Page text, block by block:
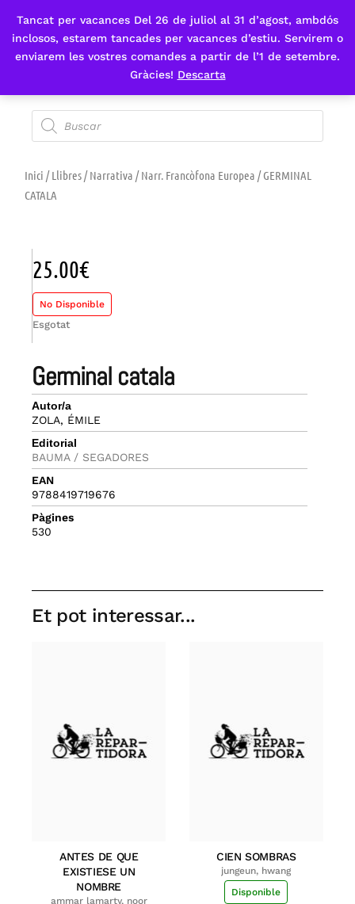
Tancat per vacances Del 26 de juliol al 31 d’agost, ambdós
inclosos, estarem tancades per vacances d’estiu. Servirem o
enviarem les vostres comandes a partir de l’1 de setembre.
Gràcies! Descarta
Fes-te'n sòcia
Inici /Llibres/Narrativa /Narr. Francòfona Europea / GERMINAL
CATALA
germinal catala
Autor/a
ZOLA, ÉMILE
Editorial
BAUMA / SEGADORES
EAN
9788419719676
Pàgines
530
25.00€
No Disponible
Esgotat
Et pot interessar...
ANTES DE QUE
EXISTIESE UN
NOMBRE
ammar lamarty, noor
CIEN SOMBRAS
jungeun, hwang
Disponible